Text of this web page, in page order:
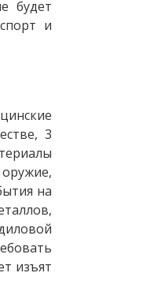
будет
и
3
на
изъят